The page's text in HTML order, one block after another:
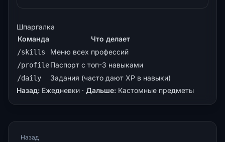
Шпаргалка
Команда Что делает
/skills Меню всех профессий
/profileПаспорт с топ-3 навыками
/daily
Задания (часто дают XP в навыки)
Назад: Ежедневки · Дальше: Кастомные предметы
Назад